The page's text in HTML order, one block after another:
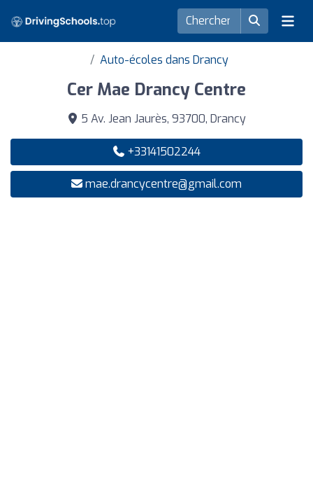
Auto-écoles dans Drancy
Cer Mae Drancy Centre
5 Av. Jean Jaurès, 93700, Drancy
+33141502244
mae.drancycentre@gmail.com